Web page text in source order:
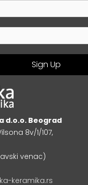
d.o.o. Beograd
8v/1/107,
venac)
keramika.rs